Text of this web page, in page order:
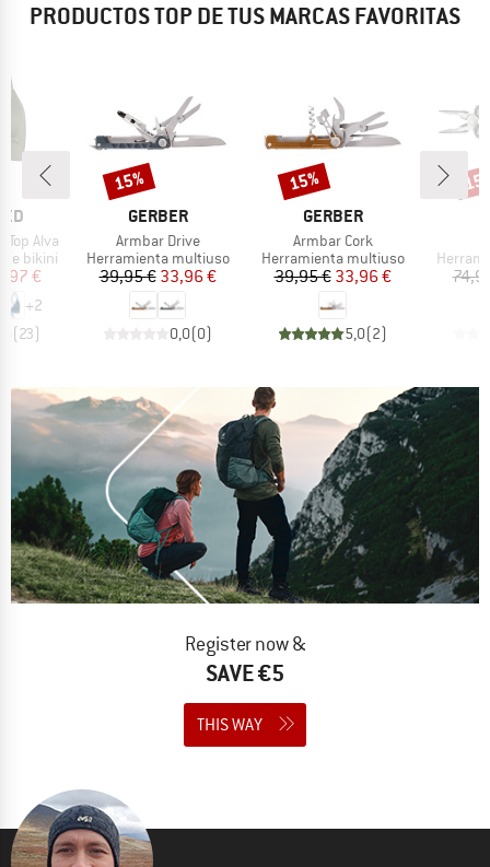
PRODUCTOS TOP DE TUS MARCAS FAVORITAS
Alva
bikini
reducido
€
+2
(23)
MARCA
GERBER
Artículo
Armbar Drive
Product group
Herramienta multiuso
Precio
39,95 €Precio reducido
33,96 €
0,0(0)
Descuento
15%
MARCA
GERBER
Artículo
Armbar Cork
Product group
Herramienta multiuso
Precio
39,95 €Precio reducido
33,96 €
5,0(2)
Descuento
15%
Register now &
SAVE €5
THIS WAY